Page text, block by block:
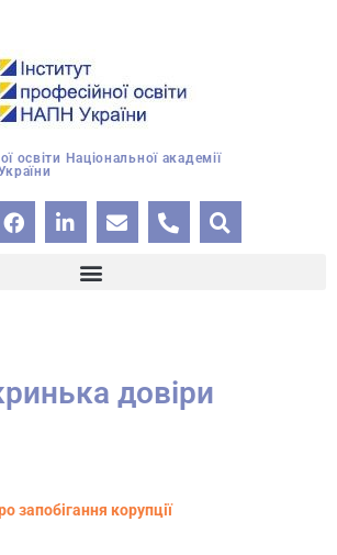
освіти Національної академії
довіри
запобігання корупції